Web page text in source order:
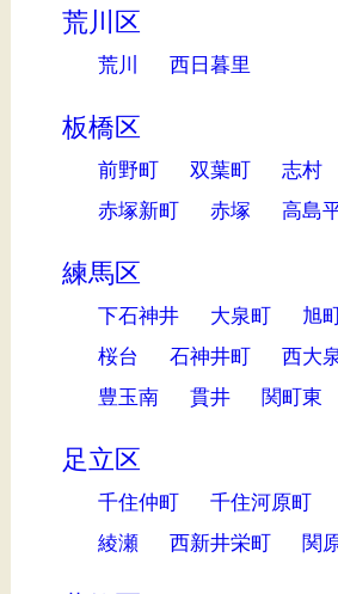
荒川区
荒川 西日暮里
板橋区
前野町 双葉町 志村
赤塚新町
赤塚 高島
練馬区
下石神井 大泉町 旭
桜台
石神井町 西大
豊玉南
貫井 関町東
足立区
千住仲町 千住河原町
綾瀬
西新井栄町 関